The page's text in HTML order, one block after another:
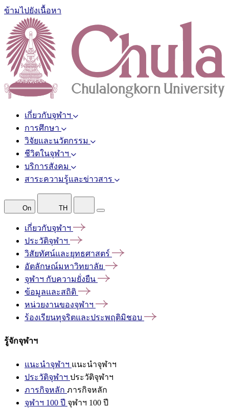
ข้ามไปยังเนื้อหา
เกี่ยวกับจุฬาฯ
การศึกษา
วิจัยและนวัตกรรม
ชีวิตในจุฬาฯ
บริการสังคม
สาระความรู้และข่าวสาร
On TH
เกี่ยวกับจุฬาฯ
ประวัติจุฬาฯ
วิสัยทัศน์และยุทธศาสตร์
อัตลักษณ์มหาวิทยาลัย
จุฬาฯ กับความยั่งยืน
ข้อมูลและสถิติ
หน่วยงานของจุฬาฯ
ร้องเรียนทุจริตและประพฤติมิชอบ
รู้จักจุฬาฯ
แนะนำจุฬาฯ แนะนำจุฬาฯ
ประวัติจุฬาฯ ประวัติจุฬาฯ
ภารกิจหลัก ภารกิจหลัก
จุฬาฯ 100 ปี จุฬาฯ 100 ปี